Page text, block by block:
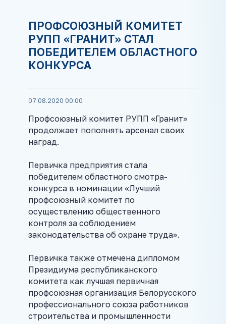
ПРОФСОЮЗНЫЙ КОМИТЕТ
РУПП «ГРАНИТ» СТАЛ
ПОБЕДИТЕЛЕМ ОБЛАСТНОГО
КОНКУРСА
07.08.2020 00:00
Профсоюзный комитет РУПП «Гранит»
продолжает пополнять арсенал своих
наград.
Первичка предприятия стала
победителем областного смотра-
конкурса в номинации «Лучший
профсоюзный комитет по
осуществлению общественного
контроля за соблюдением
законодательства об охране труда».
Первичка также отмечена дипломом
Президиума республиканского
комитета как лучшая первичная
профсоюзная организация Белорусского
профессионального союза работников
строительства и промышленности